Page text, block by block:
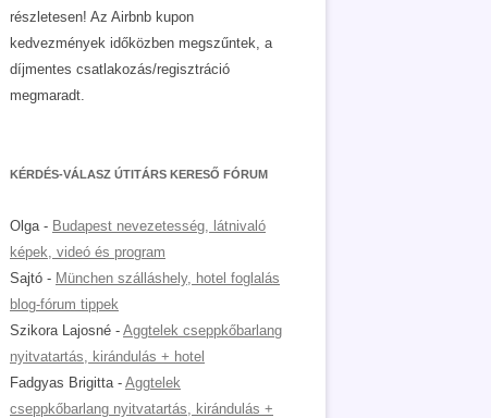
részletesen! Az Airbnb kupon
kedvezmények időközben megszűntek, a
díjmentes csatlakozás/regisztráció
megmaradt.
KÉRDÉS-VÁLASZ ÚTITÁRS KERESŐ FÓRUM
Olga- Budapest nevezetesség, látnivaló
képek, videó és program
Sajtó - München szálláshely, hotel foglalás
blog-fórum tippek
Szikora Lajosné - Aggtelek cseppkőbarlang
nyitvatartás, kirándulás + hotel
Fadgyas Brigitta- Aggtelek
cseppkőbarlang nyitvatartás, kirándulás +